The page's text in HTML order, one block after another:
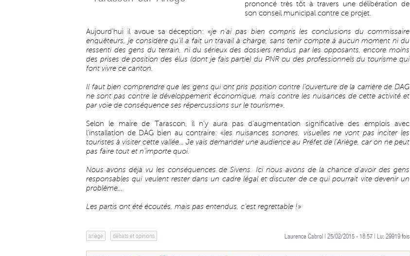
prononcé très tôt à travers une délibération de
son conseil municipal contre ce projet.
Aujourd’hui il avoue sa déception: «je n’ai pas bien compris les conclusions du commissaire
enquêteurs, je considère qu’il a fait un travail à charge, sans tenir compte à aucun moment ni du
ressenti des gens du terrain, ni du sérieux des dossiers rendus par les opposants, encore moins
des prises de position des élus (dont je fais partie) du PNR ou des professionnels du tourisme qui
font vivre ce canton.
Il faut bien comprendre que les gens qui ont pris position contre l’ouverture de la carrière de DAG
ne sont pas contre le développement économique, mais contre les nuisances de cette activité et
par voie de conséquence ses répercussions sur le tourisme».
Selon le maire de Tarascon, il n’y aura pas d’augmentation significative des emplois avec
l’installation de DAG bien au contraire: «les nuisances sonores, visuelles ne vont pas inciter les
touristes à visiter cette vallée… Je vais demander une audience au Préfet de l’Ariège, car on ne peut
pas faire tout et n’importe quoi.
Nous avons déjà vu les conséquences de Sivens. Ici nous avons de la chance d’avoir des gens
responsables qui veulent rester dans un cadre légal et discuter de ce qui pourrait vite devenir un
problème…
Les partis ont été écoutés, mais pas entendus, c’est regrettable !»
ariège débats et opinions Laurence Cabrol | 25/02/2015 - 18:57 | Lu: 29919 fois